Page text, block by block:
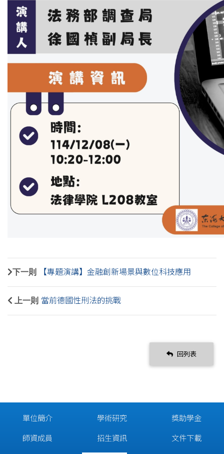
下一則 【專題演講】金融創新場景與數位科技應用
上一則 當前德國性刑法的挑戰
回列表
單位簡介
師資成員
學術研究
招生資訊
獎助學金
文件下載